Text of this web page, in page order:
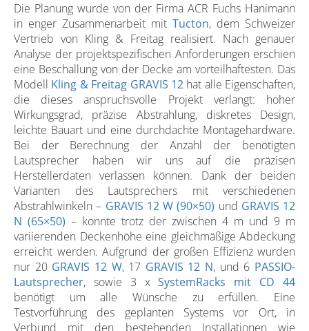
Die Planung wurde von der Firma ACR Fuchs Hanimann
in enger Zusammenarbeit mit Tucton, dem Schweizer
Vertrieb von Kling & Freitag realisiert. Nach genauer
Analyse der projektspezifischen Anforderungen erschien
eine Beschallung von der Decke am vorteilhaftesten. Das
Modell Kling & Freitag GRAVIS 12hat alle Eigenschaften,
die dieses anspruchsvolle Projekt verlangt: hoher
Wirkungsgrad, präzise Abstrahlung, diskretes Design,
leichte Bauart und eine durchdachte Montagehardware.
Bei der Berechnung der Anzahl der benötigten
Lautsprecher haben wir uns auf die präzisen
Herstellerdaten verlassen können. Dank der beiden
Varianten des Lautsprechers mit verschiedenen
Abstrahlwinkeln – GRAVIS 12 W (90×50) und GRAVIS 12
N (65×50) – konnte trotz der zwischen 4 m und 9 m
variierenden Deckenhöhe eine gleichmäßige Abdeckung
erreicht werden. Aufgrund der großen Effizienz wurden
nur 20 GRAVIS 12 W, 17 GRAVIS 12 N, und 6 PASSIO-
Lautsprecher, sowie 3 xSystemRacks mit CD 44
benötigt um alle Wünsche zu erfüllen. Eine
Testvorführung des geplanten Systems vor Ort, in
Verbund mit den bestehenden Installationen wie